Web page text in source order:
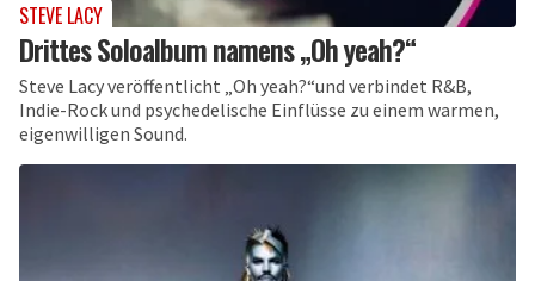
STEVE LACY
Drittes Soloalbum namens „Oh yeah?“
Steve Lacy veröffentlicht „Oh yeah?“und verbindet R&B,
Indie-Rock und psychedelische Einflüsse zu einem warmen,
eigenwilligen Sound.